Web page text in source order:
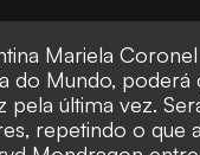
Mariela
do Mundo, poderá
pela última vez.
repetindo o que